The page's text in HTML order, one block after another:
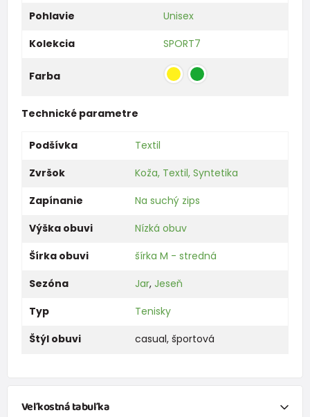
Pohlavie
Unisex
Kolekcia
SPORT7
Farba
Technické parametre
Podšívka
Textil
Zvršok
Koža, Textil, Syntetika
Zapínanie
Na suchý zips
Výška obuvi
Nízká obuv
Šírka obuvi
šírka M - stredná
Sezóna
Jar, Jeseň
Typ
Tenisky
Štýl obuvi
casual, športová
Veľkostná tabuľka